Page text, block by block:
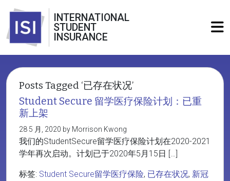
INTERNATIONAL
STUDENT
INSURANCE
Posts Tagged ‘已存在状况’
Student Secure 留学医疗保险计划：已重
新上架
28 5 月, 2020 by Morrison Kwong
我们的StudentSecure留学医疗保险计划在2020-2021
学年再次启动。计划已于2020年5月15日 […]
标签: Student Secure留学医疗保险, 已存在状况, 新冠